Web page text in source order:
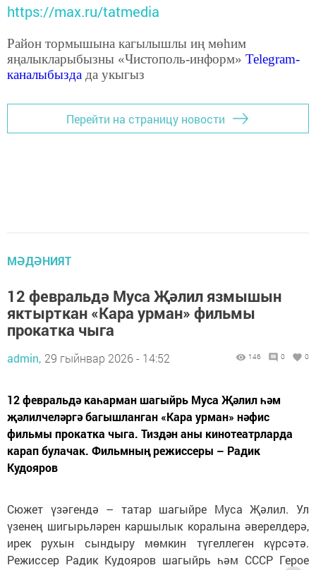
https://max.ru/tatmedia
Район тормышына кагылышлы иң мөһим
яңалыкларыбызны «Чистополь-информ» Telegram-
каналыбызда да укыгыз
Перейти на страницу новости
МӘДӘНИЯТ
12 февральдә Муса Җәлил язмышын
яктырткан «Кара урман» фильмы
прокатка чыга
admin, 29 гыйнвар 2026 - 14:52 146 0 0
12 февральдә каһарман шагыйрь Муса Җәлил һәм
җәлилчеләргә багышланган «Кара урман» нәфис
фильмы прокатка чыга. Тиздән аны кинотеатрларда
карап булачак. Фильмның режиссеры – Радик
Кудояров
Сюжет үзәгендә – татар шагыйре Муса Җәлил. Ул
үзенең шигырьләрен каршылык коралына әверелдерә,
ирек рухын сындыру мөмкин түгеллеген күрсәтә.
Режиссер Радик Кудояров шагыйрь һәм СССР Герое